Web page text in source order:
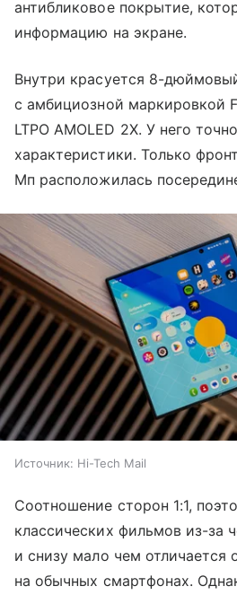
антибликовое покрытие,
информацию на экране.
Внутри красуется 8-
с амбициозной маркировкой
LTPO AMOLED 2X. У него
характеристики. Только
Мп расположилась
Источник: Hi-Tech Mail
Соотношение сторон 1:1,
классических фильмов из-за
и снизу мало чем отличается
на обычных смартфонах.